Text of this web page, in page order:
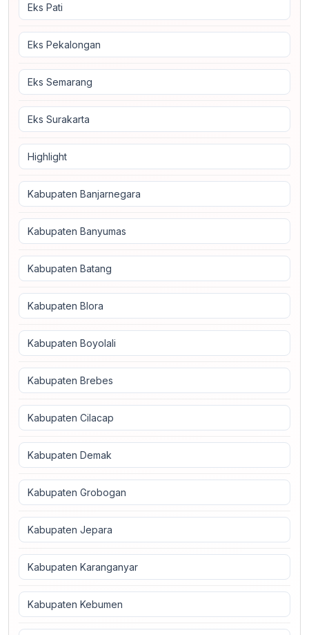
Eks Pati
Eks Pekalongan
Eks Semarang
Eks Surakarta
Highlight
Kabupaten Banjarnegara
Kabupaten Banyumas
Kabupaten Batang
Kabupaten Blora
Kabupaten Boyolali
Kabupaten Brebes
Kabupaten Cilacap
Kabupaten Demak
Kabupaten Grobogan
Kabupaten Jepara
Kabupaten Karanganyar
Kabupaten Kebumen